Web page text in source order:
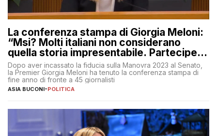
La conferenza stampa di Giorgia Meloni:
“Msi? Molti italiani non considerano
quella storia impresentabile. Parteciperò
al 25 aprile”
Dopo aver incassato la fiducia sulla Manovra 2023 al Senato,
la Premier Giorgia Meloni ha tenuto la conferenza stampa di
fine anno di fronte a 45 giornalisti
ASIA BUCONI-POLITICA